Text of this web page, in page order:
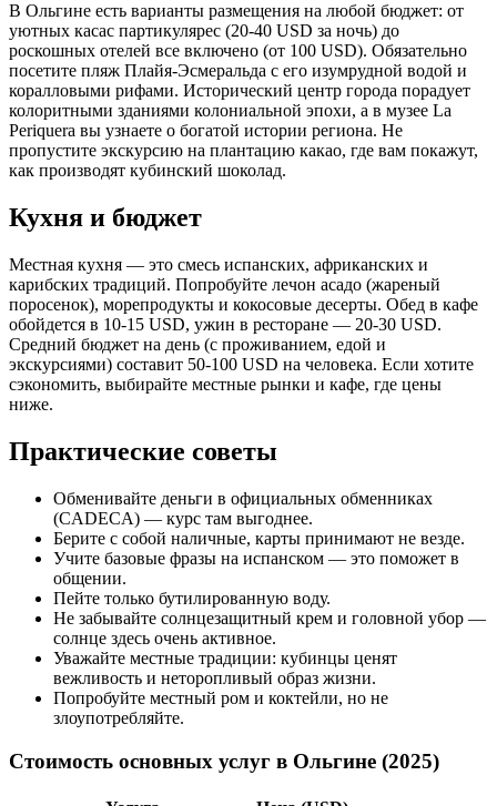
В Ольгине есть варианты размещения на любой бюджет: от
уютных касас партикулярес (20-40 USD за ночь) до
роскошных отелей все включено (от 100 USD). Обязательно
посетите пляж Плайя-Эсмеральда с его изумрудной водой и
коралловыми рифами. Исторический центр города порадует
колоритными зданиями колониальной эпохи, а в музее La
Periquera вы узнаете о богатой истории региона. Не
пропустите экскурсию на плантацию какао, где вам покажут,
как производят кубинский шоколад.
Кухня и бюджет
Местная кухня — это смесь испанских, африканских и
карибских традиций. Попробуйте лечон асадо (жареный
поросенок), морепродукты и кокосовые десерты. Обед в кафе
обойдется в 10-15 USD, ужин в ресторане — 20-30 USD.
Средний бюджет на день (с проживанием, едой и
экскурсиями) составит 50-100 USD на человека. Если хотите
сэкономить, выбирайте местные рынки и кафе, где цены
ниже.
Практические советы
Обменивайте деньги в официальных обменниках
(CADECA) — курс там выгоднее.
Берите с собой наличные, карты принимают не везде.
Учите базовые фразы на испанском — это поможет в
общении.
Пейте только бутилированную воду.
Не забывайте солнцезащитный крем и головной убор —
солнце здесь очень активное.
Уважайте местные традиции: кубинцы ценят
вежливость и неторопливый образ жизни.
Попробуйте местный ром и коктейли, но не
злоупотребляйте.
Стоимость основных услуг в Ольгине (2025)